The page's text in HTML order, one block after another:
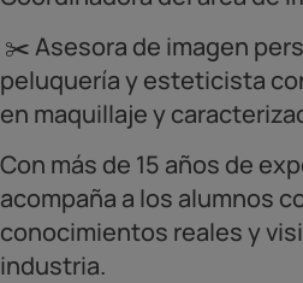
✂️ Asesora de imagen
peluquería y esteticista
en maquillaje y
Con más de 15 años de
acompaña a los alumnos
conocimientos reales y
industria.